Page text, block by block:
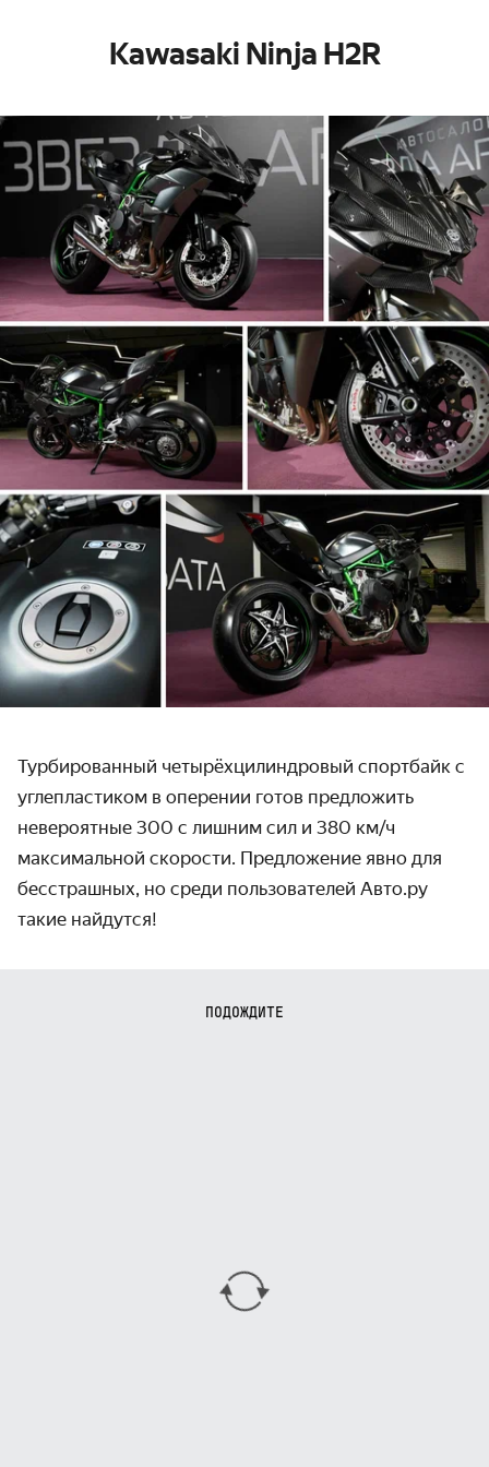
Kawasaki Ninja H2R
Турбированный четырёхцилиндровый спортбайк с
углепластиком в оперении готов предложить
невероятные 300 с лишним сил и 380 км/ч
максимальной скорости. Предложение явно для
бесстрашных, но среди пользователей Авто.ру
такие найдутся!
ПОДОЖДИТЕ